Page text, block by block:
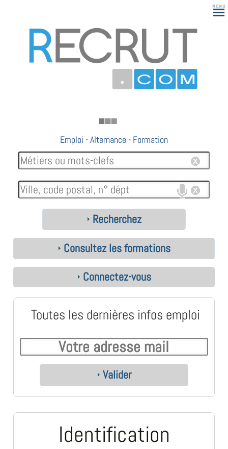
183
Emploi -Alternance - Formation
Recherchez
Consultez les formations
Connectez-vous
Toutes les dernières infos emploi
Valider
Identification